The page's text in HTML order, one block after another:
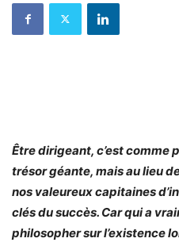
Être dirigeant, c’est comme
trésor géante, mais au lieu
nos valeureux capitaines
clés du succès. Car qui a
philosopher sur l’existence